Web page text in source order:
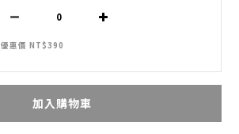
優惠價 NT$390
加入購物車